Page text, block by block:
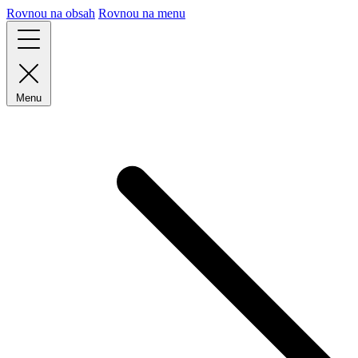
Rovnou na obsah Rovnou na menu
Menu